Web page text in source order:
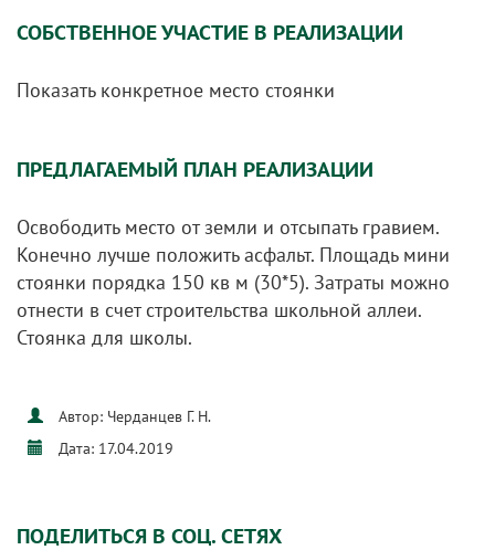
СОБСТВЕННОЕ УЧАСТИЕ В РЕАЛИЗАЦИИ
Показать конкретное место стоянки
ПРЕДЛАГАЕМЫЙ ПЛАН РЕАЛИЗАЦИИ
Освободить место от земли и отсыпать гравием.
Конечно лучше положить асфальт. Площадь мини
стоянки порядка 150 кв м (30*5). Затраты можно
отнести в счет строительства школьной аллеи.
Стоянка для школы.
Автор: Черданцев Г. Н.
Дата: 17.04.2019
ПОДЕЛИТЬСЯ В СОЦ. СЕТЯХ